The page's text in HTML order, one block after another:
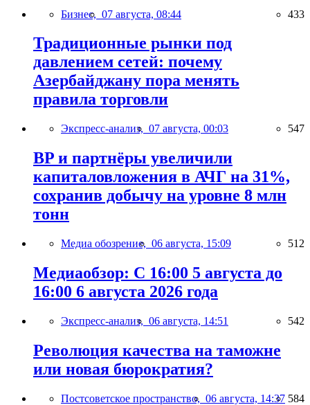
Бизнес, 07 августа, 08:44 433
Традиционные рынки под
давлением сетей: почему
Азербайджану пора менять
правила торговли
Экспресс-анализ, 07 августа, 00:03 547
BP и партнёры увеличили
капиталовложения в АЧГ на 31%,
сохранив добычу на уровне 8 млн
тонн
Медиа обозрение, 06 августа, 15:09 512
Медиаобзор: С 16:00 5 августа до
16:00 6 августа 2026 года
Экспресс-анализ, 06 августа, 14:51 542
Революция качества на таможне
или новая бюрократия?
Постсоветское пространство, 06 августа, 14:37 584